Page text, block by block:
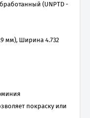
(UNPTD -
мм), Ширина 4.732
покраску или